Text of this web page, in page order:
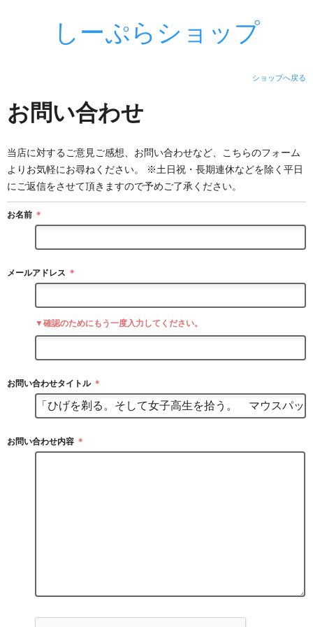
しーぷらショップ
ショップへ戻る
お問い合わせ
当店に対するご意見ご感想、お問い合わせなど、こちらのフォーム
よりお気軽にお尋ねください。 ※土日祝・長期連休などを除く平日
にご返信をさせて頂きますので予めご了承ください。
お名前 ＊
メールアドレス ＊
▼確認のためにもう一度入力してください。
お問い合わせタイトル ＊
お問い合わせ内容 ＊